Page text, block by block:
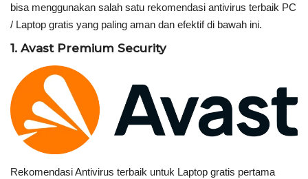
bisa menggunakan salah satu rekomendasi antivirus terbaik PC
/ Laptop gratis yang paling aman dan efektif di bawah ini.
1. Avast Premium Security
Rekomendasi Antivirus terbaik untuk Laptop gratis pertama